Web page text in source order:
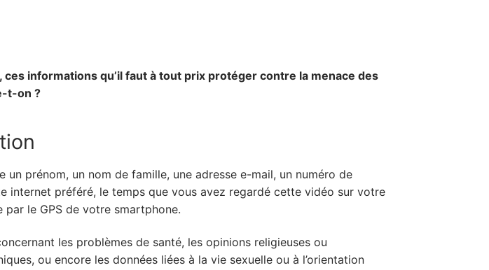
informations qu’il faut à tout prix protéger contre la menace des
t-on ?
prénom, un nom de famille, une adresse e-mail, un numéro de
internet préféré, le temps que vous avez regardé cette vidéo sur votre
le GPS de votre smartphone.
les problèmes de santé, les opinions religieuses ou
ou encore les données liées à la vie sexuelle ou à l’orientation